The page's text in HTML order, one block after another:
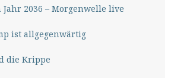
2036 – Morgenwelle live
ist allgegenwärtig
die Krippe